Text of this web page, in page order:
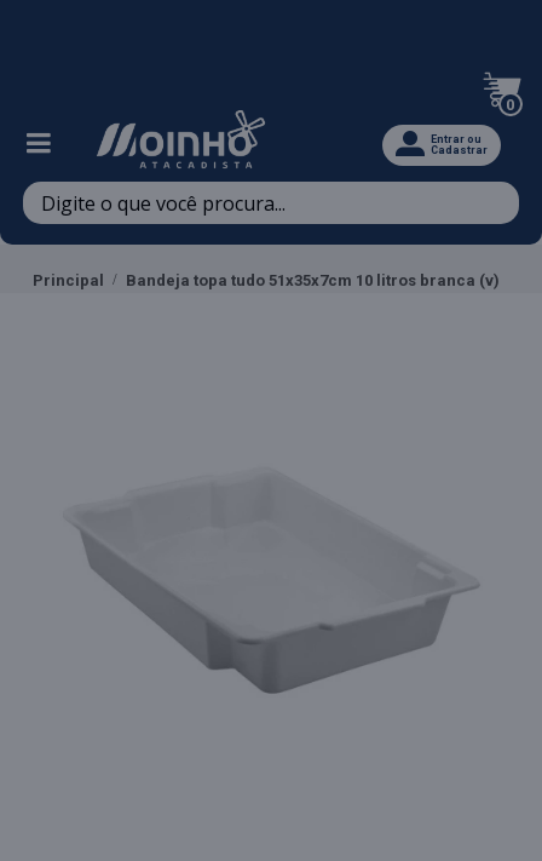
0
Entrar ou
Cadastrar
Principal Bandeja topa tudo 51x35x7cm 10 litros branca (v)